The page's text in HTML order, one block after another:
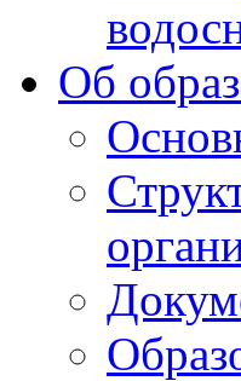
Об